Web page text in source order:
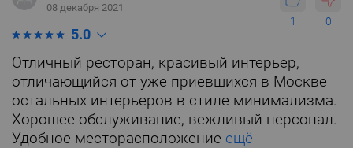
1 0
08 декабря 2021
5.0
Отличный ресторан, красивый интерьер,
отличающийся от уже приевшихся в Москве
остальных интерьеров в стиле минимализма.
Хорошее обслуживание, вежливый персонал.
Удобное месторасположение ещё